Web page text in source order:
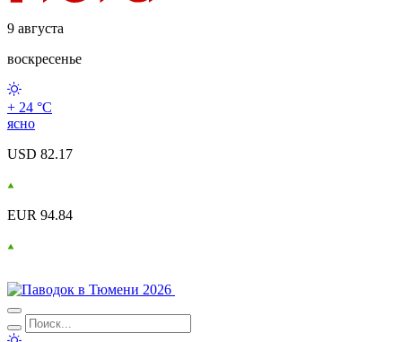
9 августа
воскресенье
+ 24 °С
ясно
USD 82.17
EUR 94.84